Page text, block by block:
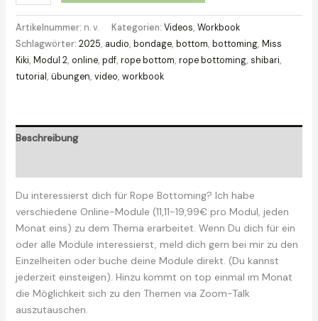
-
Rope
Education
Modul
Artikelnummer: n. v. Kategorien: Videos, Workbook
Schlagwörter: 2025, audio, bondage, bottom, bottoming, Miss
Kiki, Modul 2, online, pdf, rope bottom, rope bottoming, shibari,
tutorial , übungen, video, workbook
Beschreibung
Du interessierst dich für Rope Bottoming? Ich habe
verschiedene Online-Module (11,11-19,99€ pro Modul, jeden
Monat eins) zu dem Thema erarbeitet. Wenn Du dich für ein
oder alle Module interessierst, meld dich gern bei mir zu den
Einzelheiten oder buche deine Module direkt. (Du kannst
jederzeit einsteigen). Hinzu kommt on top einmal im Monat
die Möglichkeit sich zu den Themen via Zoom-Talk
auszutauschen.